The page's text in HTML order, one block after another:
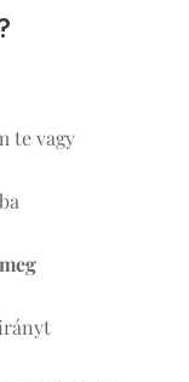
te vagy